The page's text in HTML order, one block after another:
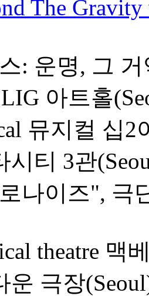
The
: 운명, 그
아트홀
뮤지컬 십
시티 3관
나이즈", 극
theatre 맥
운 극장